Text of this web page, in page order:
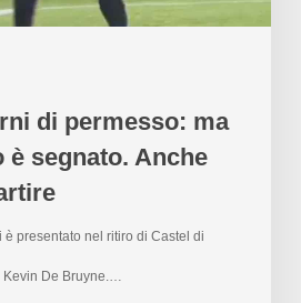
di permesso: ma
segnato. Anche
è presentato nel ritiro di Castel di
Kevin De Bruyne.…